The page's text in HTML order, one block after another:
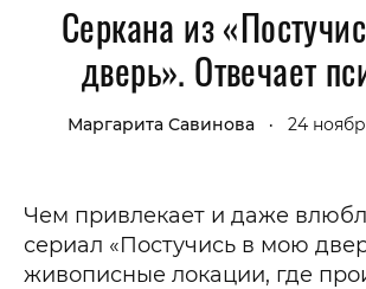
ПОКОЛЕНИЕ
Серкана из
дверь». Отвечает
Маргарита Савинова • 24
Чем привлекает и даже
сериал «Постучись в мою
живописные локации, где